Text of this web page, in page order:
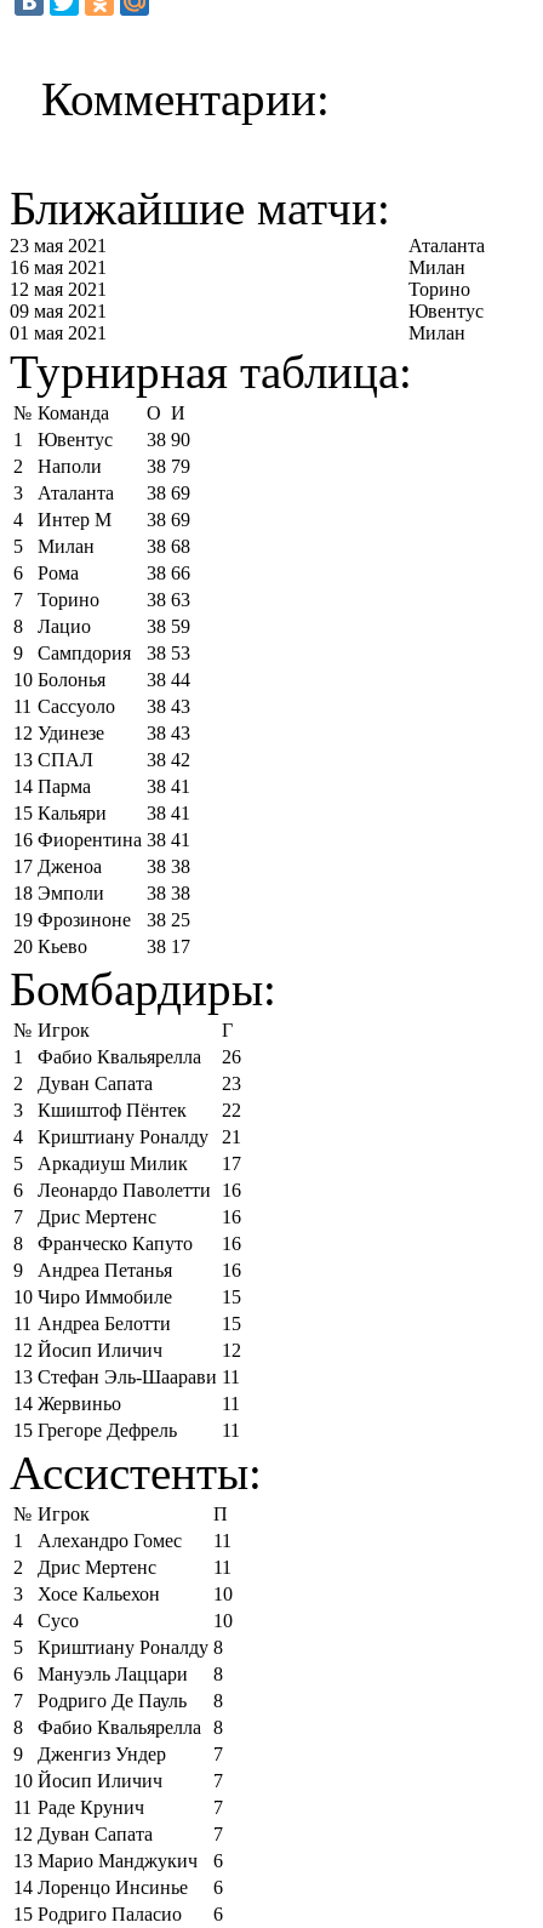
Комментарии:
Ближайшие матчи:
23 мая 2021
Аталанта
16 мая 2021
Милан
12 мая 2021
Торино
09 мая 2021
Ювентус
01 мая 2021
Милан
Турнирная таблица:
№ Команда О И
1
Ювентус 38 90
2
Наполи 38 79
3
Аталанта 38 69
4
Интер М 38 69
5
Милан 38 68
6
Рома 38 66
7
Торино 38 63
8
Лацио 38 59
9
Сампдория 38 53
10 Болонья 38 44
11 Сассуоло 38 43
12 Удинезе 38 43
13 СПАЛ 38 42
14 Парма 38 41
15 Кальяри 38 41
16 Фиорентина 38 41
17 Дженоа 38 38
18 Эмполи 38 38
19 Фрозиноне 38 25
20 Кьево 38 17
Бомбардиры:
№ Игрок
Г
1
Фабио Квальярелла
26
2
Дуван Сапата
23
3
Кшиштоф Пёнтек
22
4
Криштиану Роналду
21
5
Аркадиуш Милик
17
6
Леонардо Паволетти
16
7
Дрис Мертенс
16
8
Франческо Капуто
16
9
Андреа Петанья
16
10 Чиро Иммобиле
15
11 Андреа Белотти
15
12 Йосип Иличич
12
13 Стефан Эль-Шаарави 11
14 Жервиньо
11
15 Грегоре Дефрель 11
Ассистенты:
№ Игрок
П
1
Алехандро Гомес
11
2
Дрис Мертенс
11
3
Хосе Кальехон
10
4
Сусо
10
5
Криштиану Роналду 8
6
Мануэль Лаццари
8
7
Родриго Де Пауль
8
8
Фабио Квальярелла
8
9
Дженгиз Ундер
7
10 Йосип Иличич
7
11 Раде Крунич
7
12 Дуван Сапата
7
13 Марио Манджукич
6
14 Лоренцо Инсинье
6
15 Родриго Паласио 6